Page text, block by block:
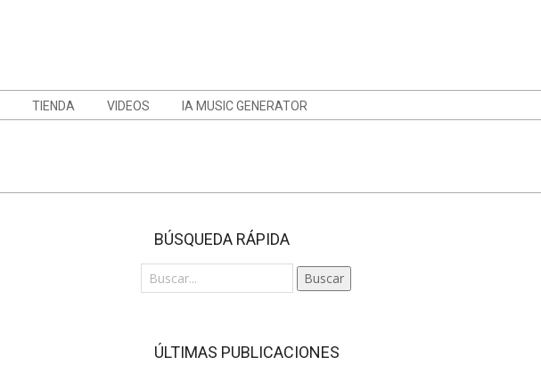
TIENDA VIDEOS IA MUSIC GENERATOR
BÚSQUEDA RÁPIDA
Buscar
ÚLTIMAS PUBLICACIONES